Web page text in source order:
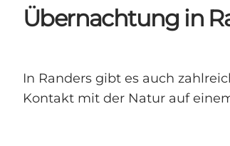
Djursland
Randers
Viborg
Favrskov
Übernachtung in
In Randers gibt es auch
Kontakt mit der Natur auf